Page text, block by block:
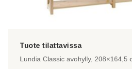
Lundia Classic avohylly, 208×164,5